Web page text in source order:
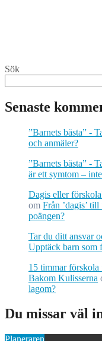
Sök
Senaste
”Barnets bästa” -
och anmäler?
”Barnets bästa” -
är ett symtom –
Dagis eller
om Från ’dagis’
poängen?
Tar du ditt ansvar
Upptäck barn som
15 timmar
Bakom Kulisserna
lagom?
Du missar väl